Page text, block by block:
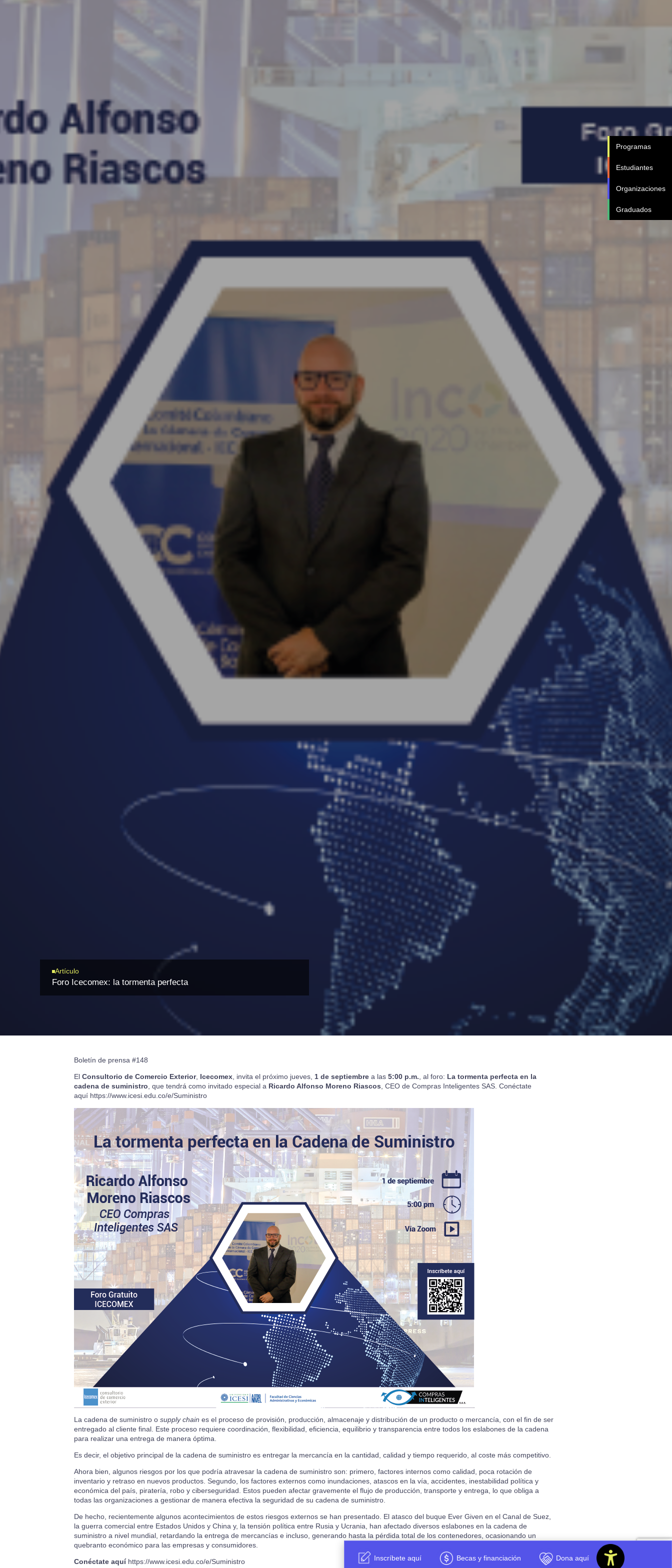
Programas
Estudiantes
Organizaciones
Graduados
Artículo
Foro Icecomex: la tormenta perfecta
Boletín de prensa #148
El Consultorio de Comercio Exterior, Icecomex, invita el próximo jueves, 1 de septiembrea las5:00 p.m., al foro: La tormentaperfecta en la
cadena de suministro, que tendrá como invitado especial a Ricardo Alfonso Moreno Riascos, CEO de Compras Inteligentes SAS. Conéctate
aquí https://www.icesi.edu.co/e/Suministro
La cadena de suministro o supply chain es el proceso de provisión, producción, almacenaje y distribución de un producto o mercancía, con el fin de ser
entregado al cliente final. Este proceso requiere coordinación, flexibilidad, eficiencia, equilibrio y transparencia entre todos los eslabones de la cadena
para realizar una entrega de manera óptima.
Es decir, el objetivo principal de la cadena de suministro es entregar la mercancía en la cantidad, calidad y tiempo requerido, al coste más competitivo.
Ahora bien, algunos riesgos por los que podría atravesar la cadena de suministro son: primero, factores internos como calidad, poca rotación de
inventario y retraso en nuevos productos. Segundo, los factores externos como inundaciones, atascos en la vía, accidentes, inestabilidad política y
económica del país, piratería, robo y ciberseguridad. Estos pueden afectar gravemente el flujo de producción, transporte y entrega, lo que obliga a
todas las organizaciones a gestionar de manera efectiva la seguridad de su cadena de suministro.
De hecho, recientemente algunos acontecimientos de estos riesgos externos se han presentado. El atasco del buque Ever Given en el Canal de Suez,
la guerra comercial entre Estados Unidos y China y, la tensión política entre Rusia y Ucrania, han afectado diversos eslabones en la cadena de
suministro a nivel mundial, retardando la entrega de mercancías e incluso, generando hasta la pérdida total de los contenedores, ocasionando un
quebranto económico para las empresas y consumidores.
Conéctate aquí https://www.icesi.edu.co/e/Suministro Inscríbete aquí Becas y financiación Dona aquí